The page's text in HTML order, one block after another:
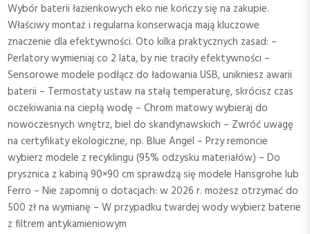
Wybór baterii łazienkowych eko nie kończy się na zakupie.
Właściwy montaż i regularna konserwacja mają kluczowe
znaczenie dla efektywności. Oto kilka praktycznych zasad: –
Perlatory wymieniaj co 2 lata, by nie traciły efektywności –
Sensorowe modele podłącz do ładowania USB, unikniesz awarii
baterii – Termostaty ustaw na stałą temperaturę, skrócisz czas
oczekiwania na ciepłą wodę – Chrom matowy wybieraj do
nowoczesnych wnętrz, biel do skandynawskich – Zwróć uwagę
na certyfikaty ekologiczne, np. Blue Angel – Przy remoncie
wybierz modele z recyklingu (95% odzysku materiałów) – Do
prysznica z kabiną 90×90 cm sprawdzą się modele Hansgrohe lub
Ferro – Nie zapomnij o dotacjach: w 2026 r. możesz otrzymać do
500 zł na wymianę – W przypadku twardej wody wybierz baterie
z filtrem antykamieniowym